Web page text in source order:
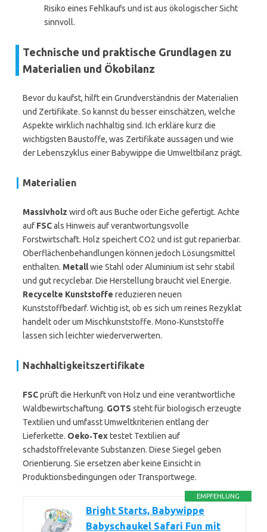
Risiko eines Fehlkaufs und ist aus ökologischer Sicht
sinnvoll.
Technische und praktische Grundlagen zu
Materialien und Ökobilanz
Bevor du kaufst, hilft ein Grundverständnis der Materialien
und Zertifikate. So kannst du besser einschätzen, welche
Aspekte wirklich nachhaltig sind. Ich erkläre kurz die
wichtigsten Baustoffe, was Zertifikate aussagen und wie
der Lebenszyklus einer Babywippe die Umweltbilanz prägt.
Materialien
Massivholz wird oft aus Buche oder Eiche gefertigt. Achte
auf FSCals Hinweis auf verantwortungsvolle
Forstwirtschaft. Holz speichert CO2 und ist gut reparierbar.
Oberflächenbehandlungen können jedoch Lösungsmittel
enthalten. Metallwie Stahl oder Aluminium ist sehr stabil
und gut recyclebar. Die Herstellung braucht viel Energie.
Recycelte Kunststoffe reduzieren neuen
Kunststoffbedarf. Wichtig ist, ob es sich um reines Rezyklat
handelt oder um Mischkunststoffe. Mono‑Kunststoffe
lassen sich leichter wiederverwerten.
Nachhaltigkeitszertifikate
FSCprüft die Herkunft von Holz und eine verantwortliche
Waldbewirtschaftung. GOTS steht für biologisch erzeugte
Textilien und umfasst Umweltkriterien entlang der
Lieferkette. Oeko‑Textestet Textilien auf
schadstoffrelevante Substanzen. Diese Siegel geben
Orientierung. Sie ersetzen aber keine Einsicht in
Produktionsbedingungen oder Transportwege.
EMPFEHLUNG
Bright Starts, Babywippe
Babyschaukel Safari Fun mit